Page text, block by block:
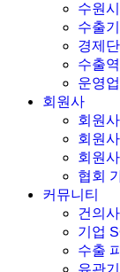
수원
수출
경제
수출
운영
회원사
회원
회원
회원
협회
커뮤니티
건의
기업
수출
유관